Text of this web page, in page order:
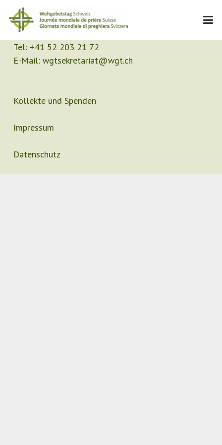
Kontakt
Sekretariat
Tel: +41 52 203 21 72
E-Mail: wgtsekretariat@wgt.ch
Kollekte und Spenden
Impressum
Datenschutz